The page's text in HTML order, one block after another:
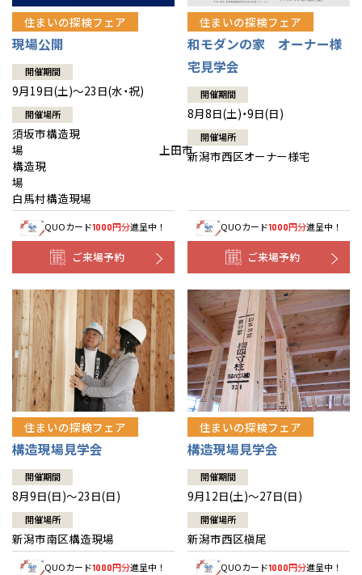
住まいの探検フェア
現場公開
開催期間
9月19日(土)～23日(水・祝)
開催場所
須坂市構造現
場 上田市
構造現
場
白馬村構造現場
QUOカード1000円分進呈中！
ご来場予約
住まいの探検フェア
和モダンの家 オーナー様
宅見学会
開催期間
8月8日(土)・9日(日)
開催場所
新潟市西区オーナー様宅
QUOカード1000円分進呈中！
ご来場予約
住まいの探検フェア
構造現場見学会
開催期間
8月9日(日)～23日(日)
開催場所
新潟市南区構造現場
QUOカード1000円分進呈中！
住まいの探検フェア
構造現場見学会
開催期間
9月12日(土)～27日(日)
開催場所
新潟市西区槇尾
QUOカード1000円分進呈中！